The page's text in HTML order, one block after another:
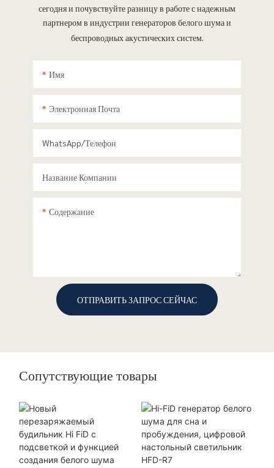
сегодня и почувствуйте разницу в работе с надежным
партнером в индустрии генераторов белого шума и
беспроводных акустических систем.
Имя
Электронная Почта
WhatsApp/телефон
Название Компании
Содержание
ОТПРАВИТЬ ЗАПРОС СЕЙЧАС
Сопутствующие товары